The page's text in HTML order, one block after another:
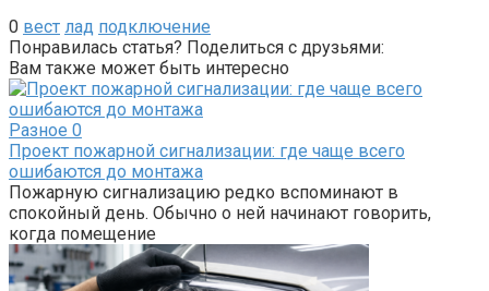
0 вест лад подключение
Понравилась статья? Поделиться с друзьями:
Вам также может быть интересно
Разное 0
Проект пожарной сигнализации: где чаще всего
ошибаются до монтажа
Пожарную сигнализацию редко вспоминают в
спокойный день. Обычно о ней начинают говорить,
когда помещение